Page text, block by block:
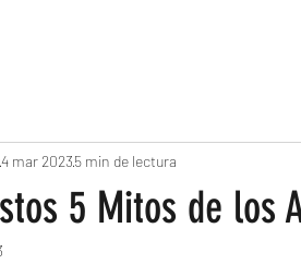
5 Mitos de los
4 mar 20235 min de lectura